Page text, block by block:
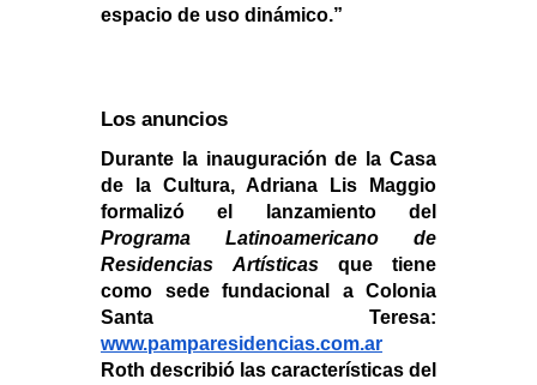
espacio de uso dinámico.”
Los anuncios
Durante la inauguración de la Casa
de la Cultura, Adriana Lis Maggio
Programa Latinoamericano de
Residencias Artísticas que tiene
como sede fundacional a Colonia
www.pamparesidencias.com.ar
Roth describió las características del